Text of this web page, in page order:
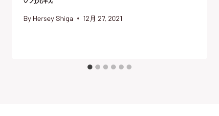
By Hersey Shiga 12月 27, 2021